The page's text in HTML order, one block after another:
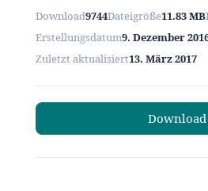
Download9744Dateigröße11.83 MB
Erstellungsdatum9. Dezember
Zuletzt aktualisiert13. März 2017
Download